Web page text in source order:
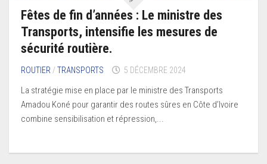
Fêtes de fin d’années : Le ministre des
Transports, intensifie les mesures de
sécurité routière.
ROUTIER /TRANSPORTS 5 DÉCEMBRE 2024
La stratégie mise en place par le ministre des Transports
Amadou Koné pour garantir des routes sûres en Côte d’Ivoire
combine sensibilisation et répression,...